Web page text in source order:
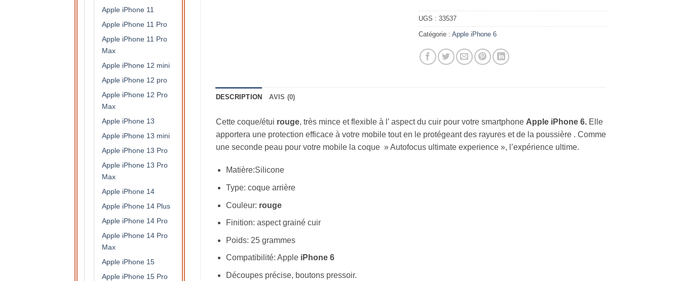
Apple iPhone 11
Apple iPhone 11 Pro
Apple iPhone 11 Pro
Max
Apple iPhone 12 mini
Apple iPhone 12 pro
Apple iPhone 12 Pro
Max
Apple iPhone 13
Apple iPhone 13 mini
Apple iPhone 13 Pro
Apple iPhone 13 Pro
Max
Apple iPhone 14
Apple iPhone 14 Plus
Apple iPhone 14 Pro
Apple iPhone 14 Pro
Max
Apple iPhone 15
Apple iPhone 15 Pro
UGS :33537
Catégorie :Apple iPhone 6
DESCRIPTION AVIS (0)
Cette coque/étui rouge, très mince et flexible à l’ aspect du cuir pour votre smartphone Apple iPhone 6. Elle
apportera une protection efficace à votre mobile tout en le protégeant des rayures et de la poussière . Comme
une seconde peau pour votre mobile la coque » Autofocus ultimate experience », l’expérience ultime.
Matière:Silicone
Type: coque arrière
Couleur: rouge
Finition: aspect grainé cuir
Poids: 25 grammes
Compatibilité: Apple iPhone 6
Découpes précise, boutons pressoir.